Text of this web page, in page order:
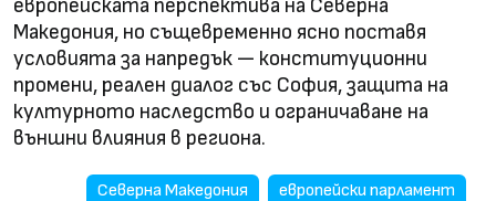
европейската перспектива на Северна
Македония, но същевременно ясно поставя
условията за напредък — конституционни
промени, реален диалог със София, защита на
културното наследство и ограничаване на
външни влияния в региона.
Северна Македония
европейски парламент